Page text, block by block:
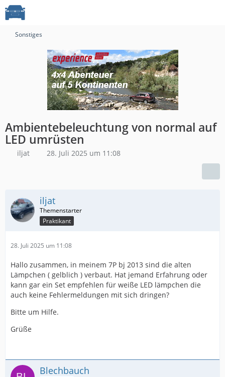
Sonstiges
Ambientebeleuchtung von normal auf
LED umrüsten
iljat 28. Juli 2025 um 11:08
iljat
Praktikant
28. Juli 2025 um 11:08
Hallo zusammen, in meinem 7P bj 2013 sind die alten
Lämpchen ( gelblich ) verbaut. Hat jemand Erfahrung oder
kann gar ein Set empfehlen für weiße LED lämpchen die
auch keine Fehlermeldungen mit sich dringen?
Bitte um Hilfe.
Grüße
Blechbauch